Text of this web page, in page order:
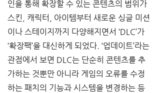
인을 통해 확장할 수 있는 콘텐츠의 범위가
스킨, 캐릭터, 아이템부터 새로운 싱글 미션
이나 스테이지까지 다양해지면서 ‘DLC’가
‘확장팩’을 대신하게 되었다. ‘업데이트’라는
관점에서 보면 DLC는 단순히 콘텐츠를 추
가하는 것뿐만 아니라 게임의 오류를 수정
하는 패치의 기능과 시스템을 변경하는 등